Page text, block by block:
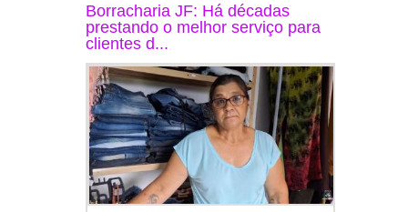
Borracharia JF: Há décadas
prestando o melhor serviço para
clientes d...